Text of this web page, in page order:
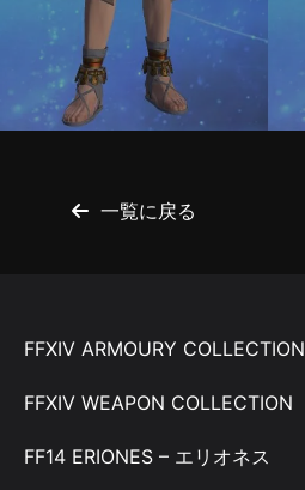
一覧に戻る
FFXIV ARMOURY COLLECTION
FFXIV WEAPON COLLECTION
FF14 ERIONES – エリオネス